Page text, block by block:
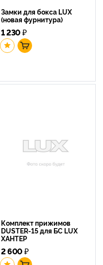
Замки для бокса LUX
(новая фурнитура)
1 230₽
Комплект прижимов
DUSTER-15 для БС LUX
ХАНТЕР
2 600₽